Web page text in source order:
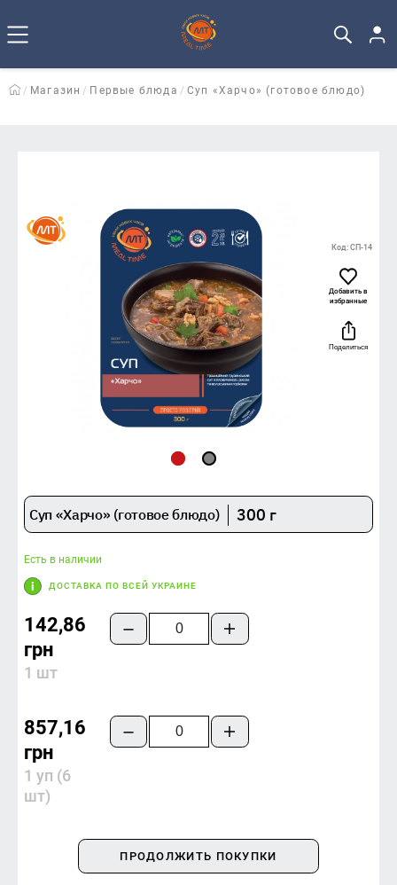
Магазин Первые блюда Суп «Харчо» (готовое блюдо)
Код: СП-14
Добавить в
избранные
Поделиться
Суп «Харчо» (готовое блюдо) 300 г
Есть в наличии
ДОСТАВКА ПО ВСЕЙ УКРАИНЕ
142,86
грн
1 шт
857,16
грн
1 уп (6
шт)
ПРОДОЛЖИТЬ ПОКУПКИ